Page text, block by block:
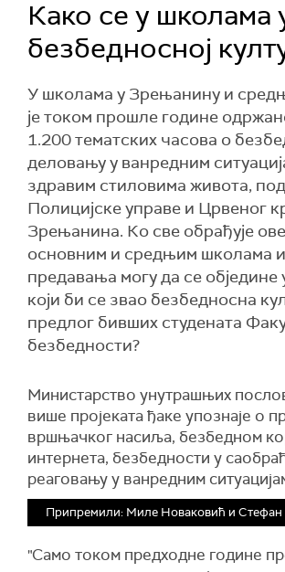
Како се у школама
безбедносној
У школама у Зрењанину и
је током прошле године
1.200 тематских часова о
деловању у ванредним
здравим стиловима живота,
Полицијске управе и Црвеног
Зрењанина. Ко све обрађује
основним и средњим школама
предавања могу да се обједине
који би се звао безбедносна
предлог бивших студената
безбедности?
Министарство унутрашњих
више пројеката ђаке упознаје о
вршњачког насиља, безбедном
интернета, безбедности у
реаговању у ванредним
Припремили: Миле Новаковић и Стефан
"Само током предходне године